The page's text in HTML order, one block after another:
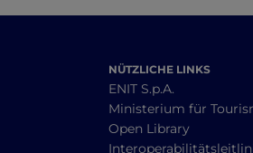
NÜTZLICHE LINKS
ENIT S.p.A.
Ministerium für
Open Library